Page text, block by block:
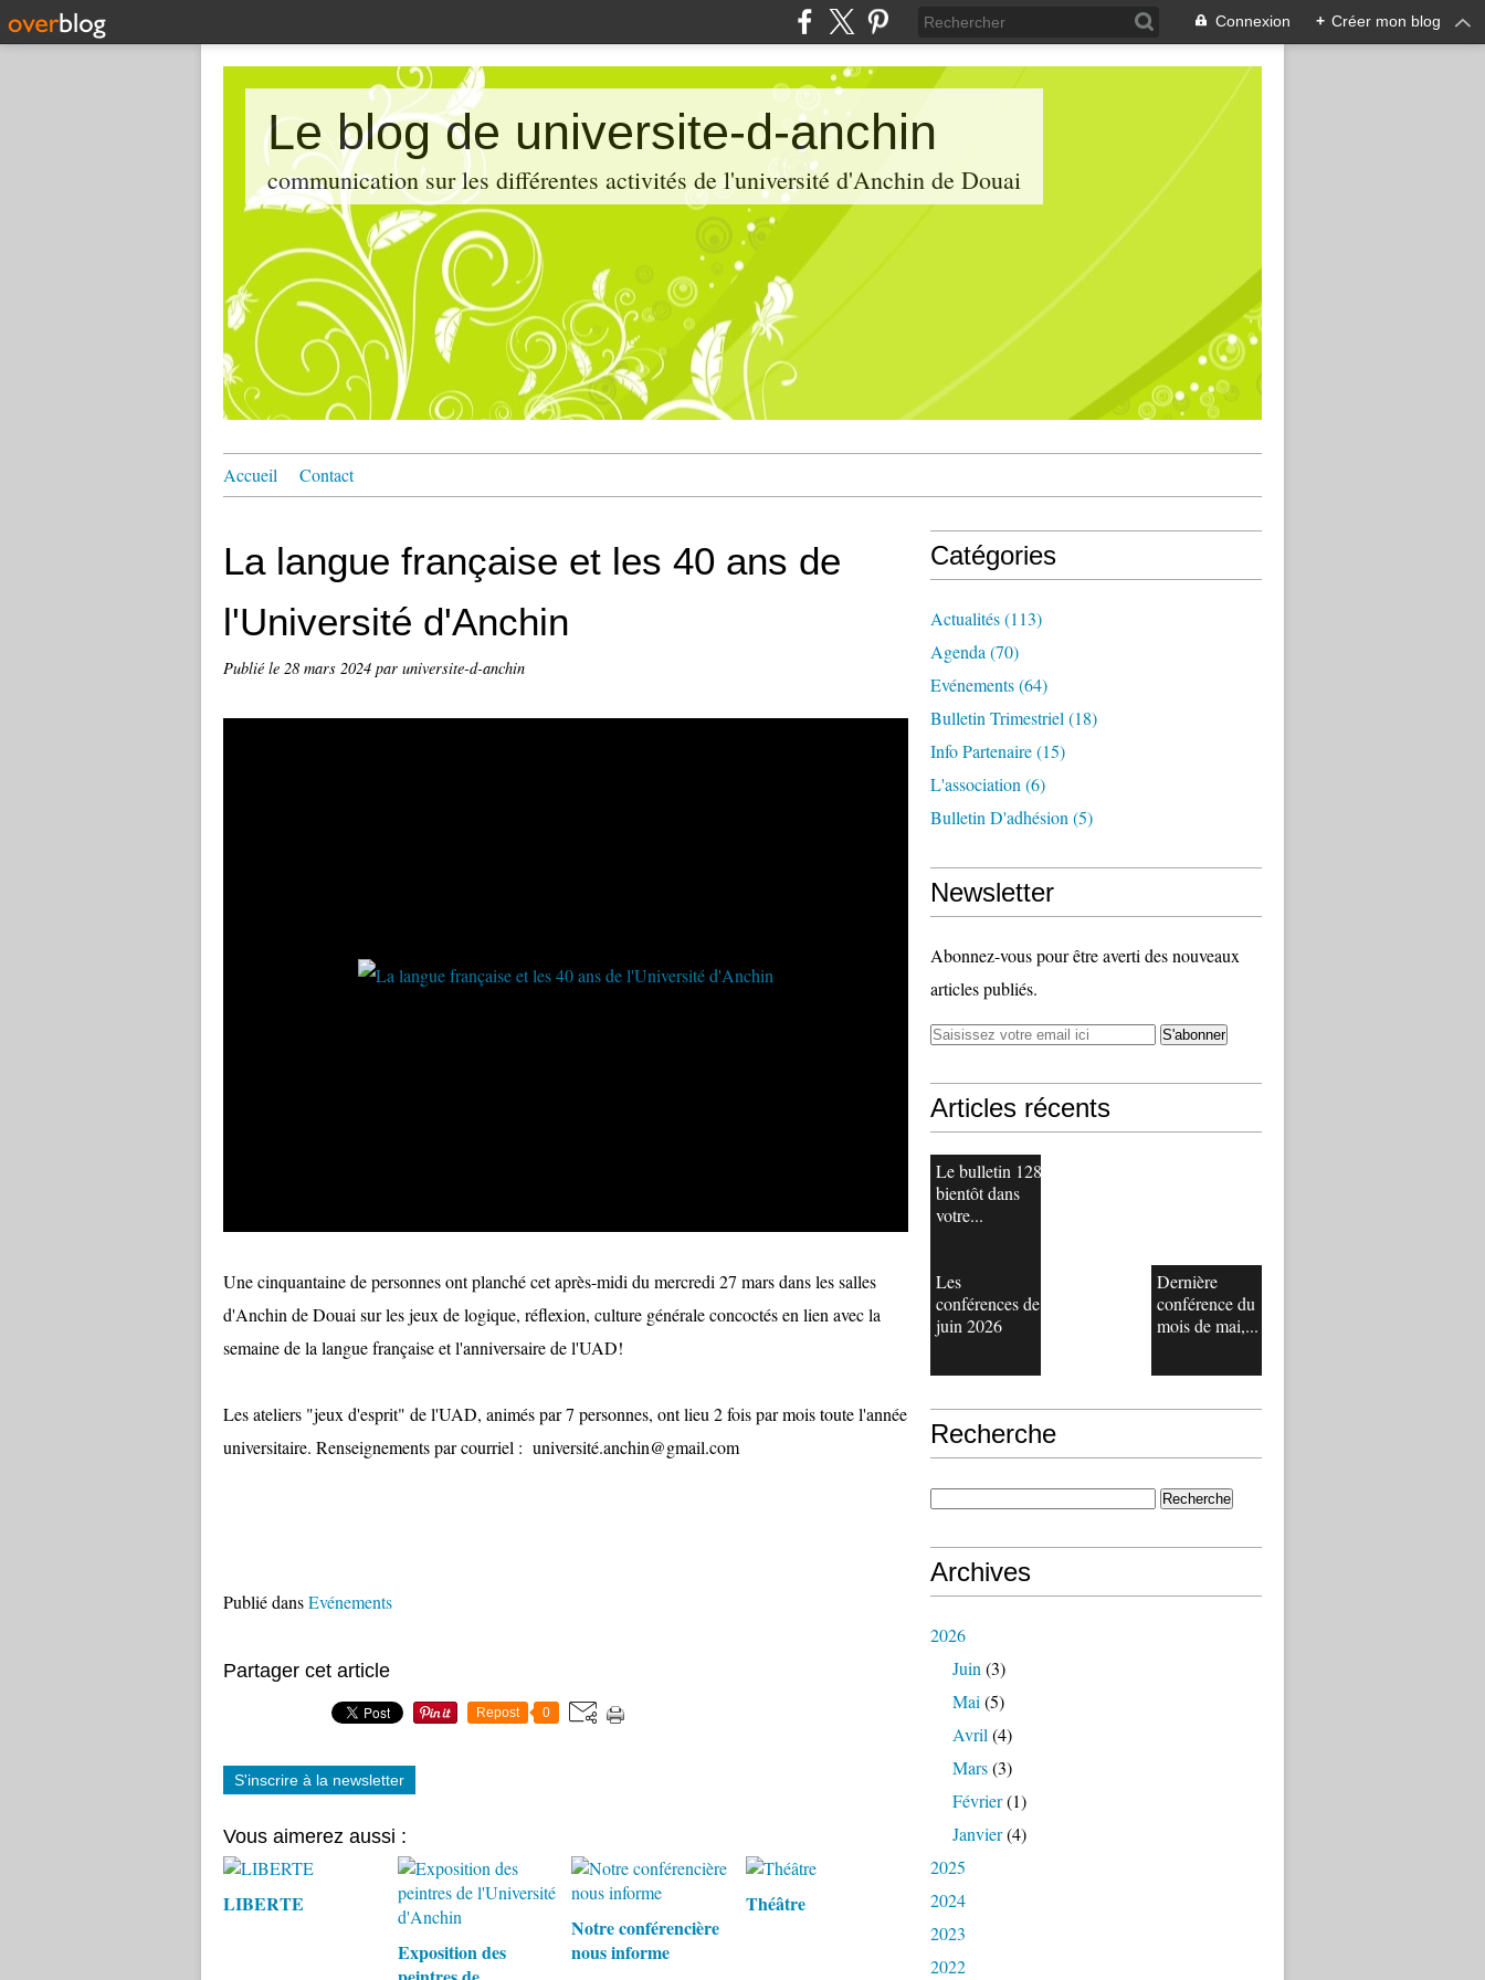
Connexion + Créer mon blog
Le blog de universite-d-anchin
communication sur les différentes activités de l'université d'Anchin de Douai
Accueil Contact
La langue française et les 40 ans de
l'Université d'Anchin
Publié le 28 mars 2024 par universite-d-anchin
Une cinquantaine de personnes ont planché cet après-midi du mercredi 27 mars dans les salles
d'Anchin de Douai sur les jeux de logique, réflexion, culture générale concoctés en lien avec la
semaine de la langue française et l'anniversaire de l'UAD!
Les ateliers "jeux d'esprit" de l'UAD, animés par 7 personnes, ont lieu 2 fois par mois toute l'année
universitaire. Renseignements par courriel : université.anchin@gmail.com
Publié dansEvénements
Partager cet article
Repost 0
S'inscrire à la newsletter
Vous aimerez aussi :
LIBERTE
Exposition des
Notre conférencière
nous informe
Théâtre
Catégories
Actualités(113)
Agenda (70)
Evénements(64)
Bulletin Trimestriel (18)
Info Partenaire(15)
L'association (6)
Bulletin D'adhésion (5)
Newsletter
Abonnez-vous pour être averti des nouveaux
articles publiés.
Articles récents
Le bulletin 128
bientôt dans
votre...
Les
conférences de
juin 2026
Dernière
conférence du
mois de mai,...
Recherche
Archives
2026
Juin (3)
Mai (5)
Avril (4)
Mars(3)
Février(1)
Janvier(4)
2025
2024
2023
2022